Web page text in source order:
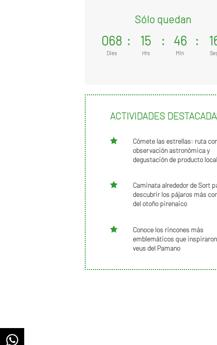
Sólo quedan
068
Dies
: 15
Hrs
: 46
Min
:
ACTIVIDADES

Cómete las estrellas: ruta
observación astronómica y
degustación de producto local

Caminata alrededor de Sort
descubrir los pájaros más
del otoño pirenaico

Conoce los rincones más
emblemáticos que
veus del Pamano